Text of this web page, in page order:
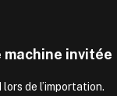
invitée
de l’importation.